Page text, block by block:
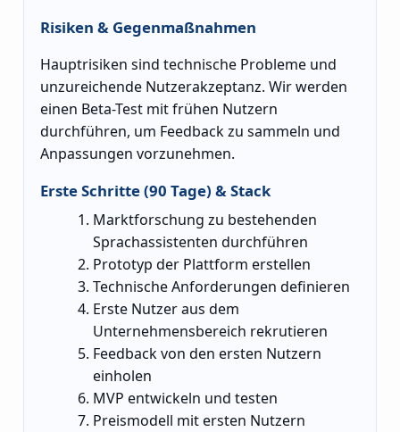
Risiken & Gegenmaßnahmen
Hauptrisiken sind technische Probleme und
unzureichende Nutzerakzeptanz. Wir werden
einen Beta-Test mit frühen Nutzern
durchführen, um Feedback zu sammeln und
Anpassungen vorzunehmen.
Erste Schritte (90 Tage) & Stack
Marktforschung zu bestehenden
Sprachassistenten durchführen
Prototyp der Plattform erstellen
Technische Anforderungen definieren
Erste Nutzer aus dem
Unternehmensbereich rekrutieren
Feedback von den ersten Nutzern
einholen
MVP entwickeln und testen
Preismodell mit ersten Nutzern